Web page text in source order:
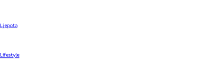
Ljepota
Lifestyle